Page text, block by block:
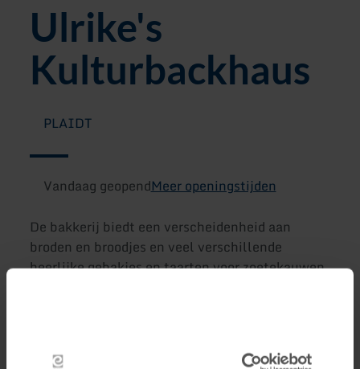
Ulrike's
Kulturbackhaus
PLAIDT
Vandaag geopendMeer openingstijden
De bakkerij biedt een verscheidenheid aan
broden en broodjes en veel verschillende
heerlijke gebakjes en taarten voor zoetekauwen.